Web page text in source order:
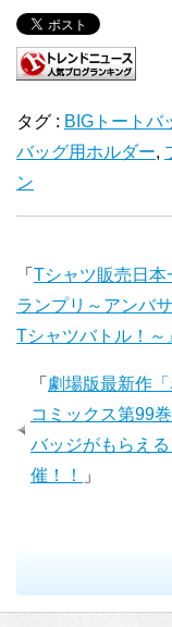
タグ : BIGトートバ
バッグ用ホルダー,
ン
「 Tシャツ販売日本
ランプリ～アンバ
Tシャツバトル！～
「 劇場版最新作
コミックス第99
バッジがもらえ
催！！
」